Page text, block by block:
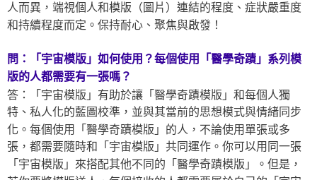
人而異，端視個人和模版（圖片）連結的程度、症狀嚴重度
和持續程度而定。保持耐心、聚焦與啟發！
問：「宇宙模版」如何使用？每個使用「醫學奇蹟」系列模
版的人都需要有一張嗎？
答：「宇宙模版」有助於讓「醫學奇蹟模版」和每個人獨
特、私人化的藍圖校準，並與其當前的思想模式與情緒同步
化。每個使用「醫學奇蹟模版」的人，不論使用單張或多
張，都需要隨時和「宇宙模版」共同運作。你可以用同一張
「宇宙模版」來搭配其他不同的「醫學奇蹟模版」。但是，